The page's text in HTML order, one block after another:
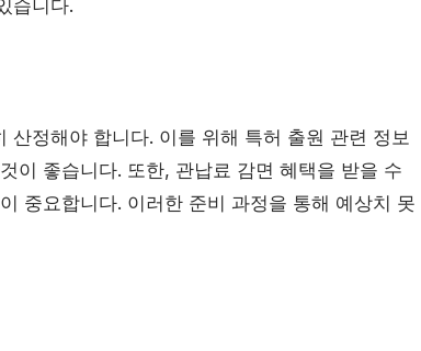
습니다.
정해야 합니다. 이를 위해 특허 출원 관련 정보
이 좋습니다. 또한, 관납료 감면 혜택을 받을 수
중요합니다. 이러한 준비 과정을 통해 예상치 못